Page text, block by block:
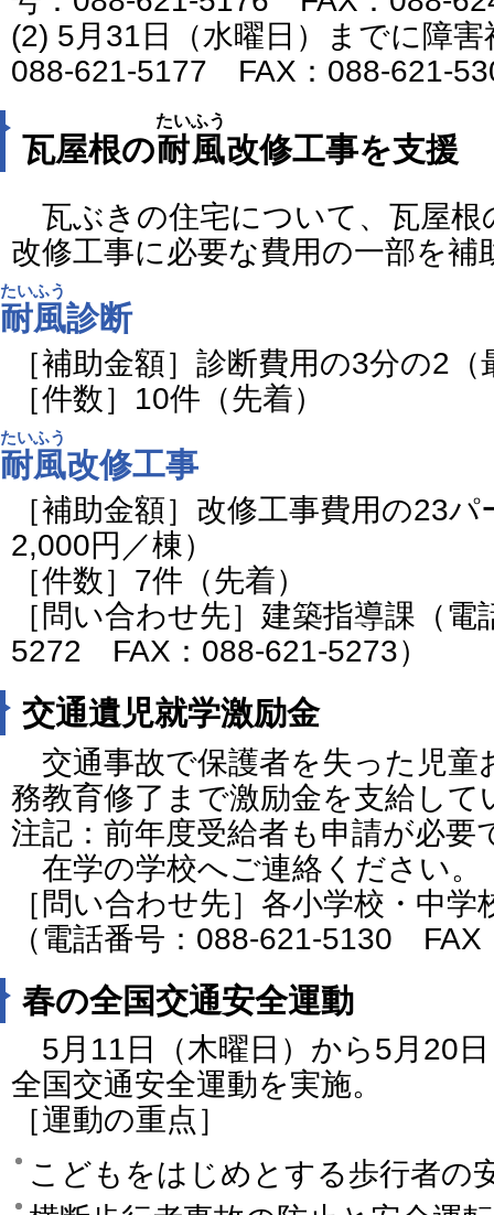
(2) 5月31日（水曜日）までに障
088-621-5177 FAX：088-621-
瓦屋根の耐風
たいふう
改修工事を支援
瓦ぶきの住宅について、瓦屋根
改修工事に必要な費用の一部を補
耐風
たいふう
診断
［補助金額］診断費用の3分の2
［件数］10件（先着）
耐風
たいふう
改修工事
［補助金額］改修工事費用の23
2,000円／棟）
［件数］7件（先着）
［問い合わせ先］建築指導課（
5272 FAX：088-621-5273）
交通遺児就学激励金
交通事故で保護者を失った児童
務教育修了まで激励金を支給し
注記：前年度受給者も申請が必要
在学の学校へご連絡ください。
［問い合わせ先］各小学校・中
（電話番号：088-621-5130 FAX
春の全国交通安全運動
5月11日（木曜日）から5月20
全国交通安全運動を実施。
［運動の重点］
こどもをはじめとする歩行者の